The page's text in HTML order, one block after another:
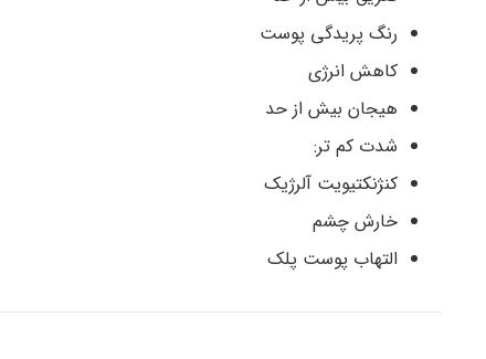
رنگ پریدگی پوست
کاهش انرژی
هیجان بیش از حد
شدت کم تر:
کنژنکتیویت آلرژیک
خارش چشم
التهاب پوست پلک